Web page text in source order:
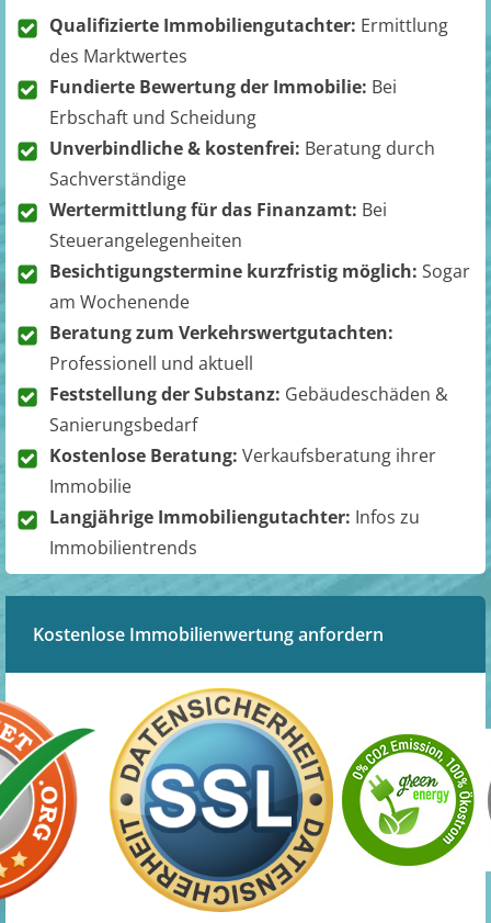
Qualifizierte Immobiliengutachter: Ermittlung
des Marktwertes
Fundierte Bewertung der Immobilie: Bei
Erbschaft und Scheidung
Unverbindliche & kostenfrei: Beratung durch
Sachverständige
Wertermittlung für das Finanzamt: Bei
Steuerangelegenheiten
Besichtigungstermine kurzfristig möglich: Sogar
am Wochenende
Beratung zum Verkehrswertgutachten:
Professionell und aktuell
Feststellung der Substanz: Gebäudeschäden &
Sanierungsbedarf
Kostenlose Beratung: Verkaufsberatung ihrer
Immobilie
Langjährige Immobiliengutachter: Infos zu
Immobilientrends
Kostenlose Immobilienwertung anfordern